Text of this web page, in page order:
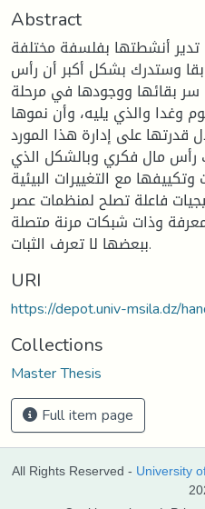
Abstract
أنشطتها بفلسفة مختلفة
وستدرك بشكل أكبر أن رأس
بقائها ووجودها في مرحلة
وغدا والذي يليه، وأن نموها
قدرتها على إدارة هذا المورد
رأس مال فكري وبالشكل الذي
مع التغييرات البيئية
فاعلة تصلح لمنظمات عصر
وذات شبكات مرنة متصلة
ببعضها لا تعرف الثبات.
URI
https://depot.univ-msila.dz/
Collections
Master Thesis
Full item page
All Rights Reserved - University